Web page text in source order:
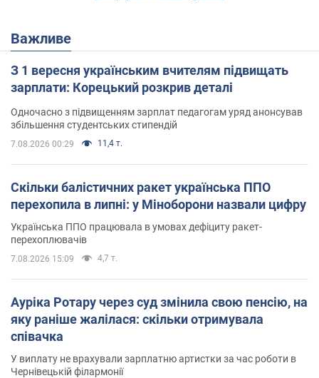
Важливе
З 1 вересня українським вчителям підвищать
зарплати: Корецький розкрив деталі
Одночасно з підвищенням зарплат педагогам уряд анонсував
збільшення студентських стипендій
7.08.2026 00:29 11,4 т.
Скільки балістичних ракет українська ППО
перехопила в липні: у Міноборони назвали цифру
Українська ППО працювала в умовах дефіциту ракет-
перехоплювачів
7.08.2026 15:09 4,7 т.
Ауріка Ротару через суд змінила свою пенсію, на
яку раніше жалілася: скільки отримувала
співачка
У виплату не врахували зарплатню артистки за час роботи в
Чернівецькій філармонії